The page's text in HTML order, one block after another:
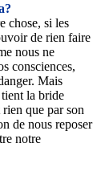
chose, si les
de rien faire
nous ne
consciences,
Mais
la bride
que par son
de nous reposer
notre